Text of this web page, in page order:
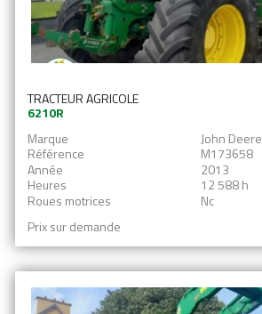
TRACTEUR AGRICOLE
6210R
Marque
John Deere
Référence
M173658
Année
2013
Heures
12 588 h
Roues motrices
Nc
Prix sur demande